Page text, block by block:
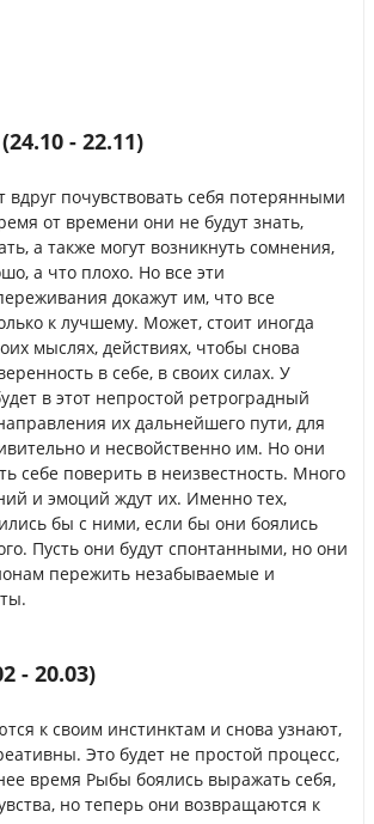
- 22.11)
вдруг почувствовать себя потерянными
от времени они не будут знать,
а также могут возникнуть сомнения,
а что плохо. Но все эти
докажут им, что все
к лучшему. Может, стоит иногда
мыслях, действиях, чтобы снова
в себе, в своих силах. У
в этот непростой ретроградный
их дальнейшего пути, для
и несвойственно им. Но они
себе поверить в неизвестность. Много
и эмоций ждут их. Именно тех,
бы с ними, если бы они боялись
Пусть они будут спонтанными, но они
пережить незабываемые и
- 20.03)
к своим инстинктам и снова узнают,
Это будет не простой процесс,
время Рыбы боялись выражать себя,
но теперь они возвращаются к